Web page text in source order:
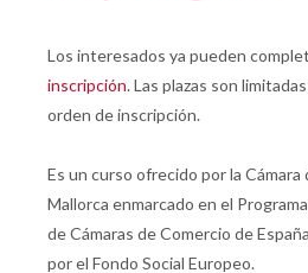
Los interesados ya pueden
inscripción. Las plazas son
orden de inscripción.
Es un curso ofrecido por la Cámara
Mallorca enmarcado en el
de Cámaras de Comercio de
por el Fondo Social Europeo.